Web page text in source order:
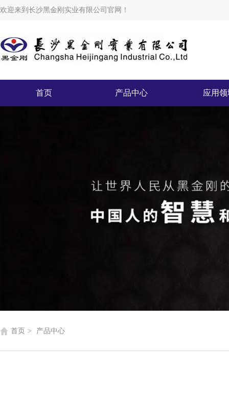
欢迎来到长沙黑金刚实业有限公司官网！
首页 产品中心 应用领
首页 > 产品中心